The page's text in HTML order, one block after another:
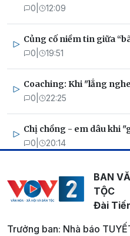
0 12:09
Củng cố niềm tin giữa
0 19:51
Coaching: Khi "lắng
0 22:25
Chị chồng - em dâu khi
0 20:14
BAN
TỘC
Đài
Trưởng ban: Nhà báo